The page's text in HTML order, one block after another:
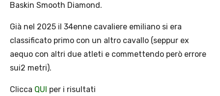
Baskin Smooth Diamond.
Già nel 2025 il 34enne cavaliere emiliano si era
classificato primo con un altro cavallo (seppur ex
aequo con altri due atleti e commettendo però errore
sui2 metri).
Clicca QUI per i risultati